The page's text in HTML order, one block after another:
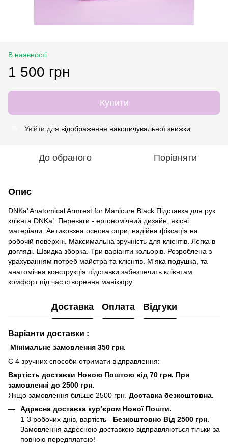
В наявності
1 500 грн
Купити
Увійти для відображення накопичувальної знижки
До обраного Порівняти
Опис
DNKa’ Anatomical Armrest for Manicure Black Підставка для рук
клієнта DNKa’. Переваги - ергономічний дизайн, якісні
матеріали. Антиковзна основа опри, надійна фіксація на
робочій поверхні. Максимальна зручність для клієнтів. Легка в
догляді. Швидка зборка. Три варіанти кольорів. Розроблена з
урахуванням потреб майстра та клієнтів. М'яка подушка, та
анатомічна конструкція підставки забезпечить клієнтам
комфорт під час створення манікюру.
Доставка Оплата Відгуки
Варіанти доставки :
Мінімальне замовлення 350 грн.
Є 4 зручних способи отримати відправлення:
Вартість доставки Новою Поштою від 70 грн. При
замовленні до 2500 грн.
Якщо замовлення більше 2500 грн. Доставка безкоштовна.
Адресна доставка кур’єром Нової Пошти.
1-3 робочих днів, вартість - Безкоштовно Від 2500 грн.
Замовлення адресною доставкою відправляються тільки за
повною передплатою!